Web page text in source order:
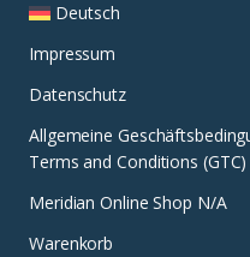
Deutsch
Impressum
Datenschutz
Allgemeine
Terms and Conditions (GTC)
Meridian Online Shop N/A
Warenkorb